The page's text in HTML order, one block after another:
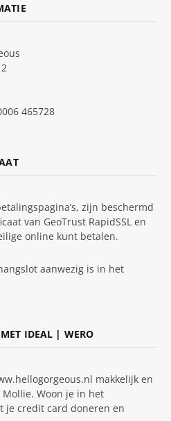
465728
zijn beschermd
van GeoTrust RapidSSL en
online kunt betalen.
aanwezig is in het
IDEAL | WERO
makkelijk en
Woon je in het
je credit card doneren en